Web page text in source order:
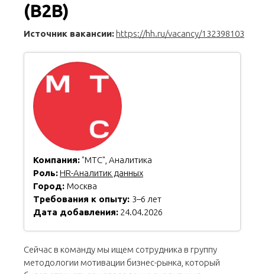
(В2В)
Источник вакансии: https://hh.ru/vacancy/132398103
Компания:"МТС", Аналитика
Роль:HR-Аналитик данных
Город: Москва
Требования к опыту: 3–6 лет
Дата добавления: 24.04.2026
Сейчас в команду мы ищем сотрудника в группу
методологии мотивации бизнес-рынка, который